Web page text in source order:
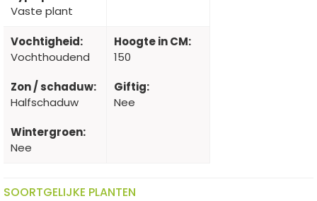
Vaste plant
Vochtigheid:
Vochthoudend
Zon / schaduw:
Halfschaduw
Wintergroen:
Nee
Hoogte in CM:
150
Giftig:
Nee
SOORTGELIJKE PLANTEN